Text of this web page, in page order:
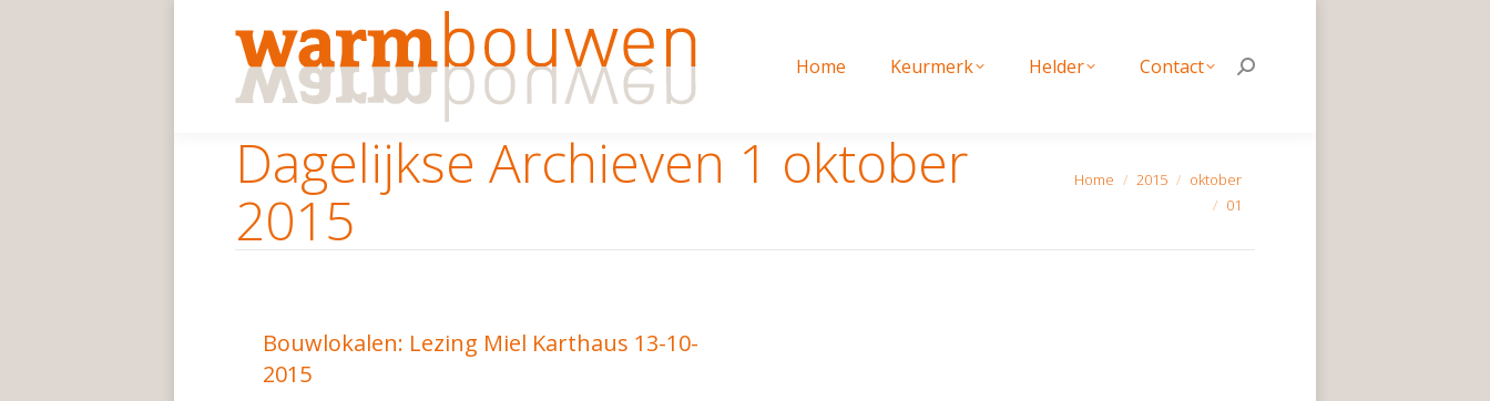
Home Keurmerk Helder Contact Search:
Dagelijkse Archieven 1 oktober
2015
Je bent hier:
Home 2015
oktober
01
Bouwlokalen: Lezing Miel Karthaus 13-10-
2015